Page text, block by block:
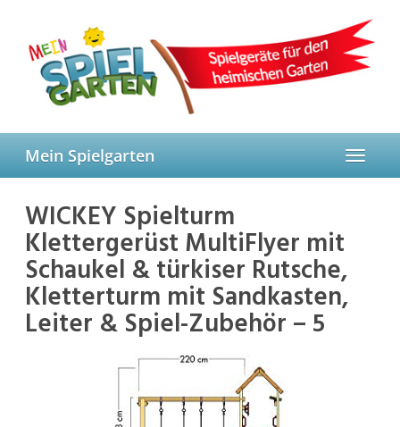
content
Toggle
Mein Spielgarten
WICKEY Spielturm
Klettergerüst MultiFlyer mit
Schaukel & türkiser Rutsche,
Kletterturm mit Sandkasten,
Leiter & Spiel-Zubehör – 5